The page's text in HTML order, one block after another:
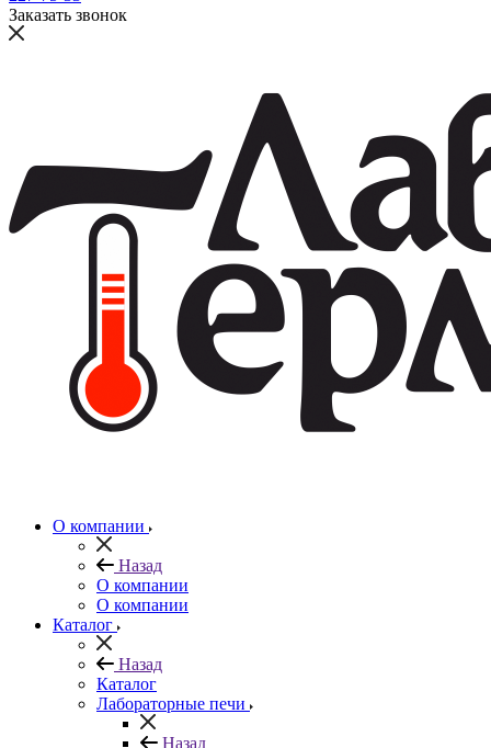
Заказать звонок
О компании
Назад
О компании
О компании
Каталог
Назад
Каталог
Лабораторные печи
Назад